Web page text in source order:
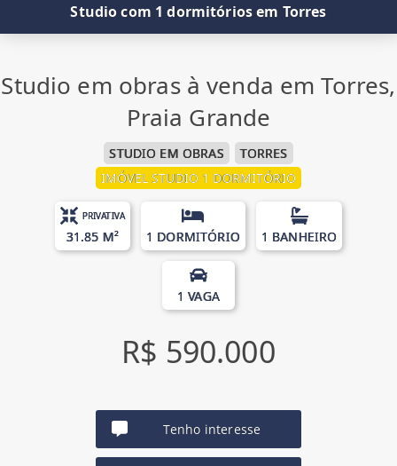
Studio com 1 dormitórios em Torres
Studio em obras à venda em Torres,
Praia Grande
STUDIO EM OBRAS
TORRES
IMÓVEL STUDIO 1 DORMITÓRIO
PRIVATIVA
31.85 M² 1 DORMITÓRIO 1 BANHEIRO
1 VAGA
R$ 590.000
Tenho interesse